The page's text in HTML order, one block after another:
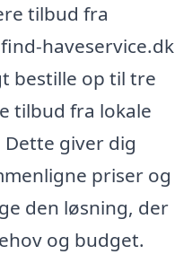
tilbud fra
haveservice.dk
bestille op til tre
tilbud fra lokale
giver dig
priser og
den løsning, der
og budget.